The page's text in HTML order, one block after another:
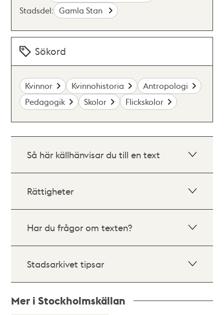
Stadsdel: Gamla Stan
Sökord
Kvinnor Kvinnohistoria
Antropologi
Pedagogik
Skolor Flickskolor
Så här källhänvisar du till en text
Rättigheter
Har du frågor om texten?
Stadsarkivet tipsar
Mer i Stockholmskällan